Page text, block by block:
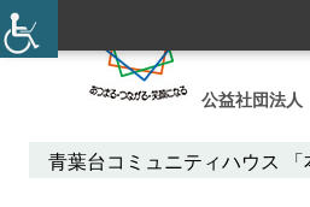
コ
ン
公益社団法
メ
青葉台コミュニティハウス 「